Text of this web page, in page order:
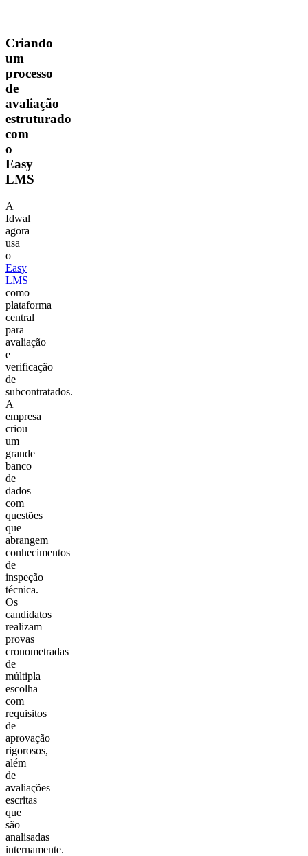
Criando
um
processo
de
avaliação
estruturado
com
o
Easy
LMS
A
Idwal
agora
usa
o
Easy
LMS
como
plataforma
central
para
avaliação
e
verificação
de
subcontratados.
A
empresa
criou
um
grande
banco
de
dados
com
questões
que
abrangem
conhecimentos
de
inspeção
técnica.
Os
candidatos
realizam
provas
cronometradas
de
múltipla
escolha
com
requisitos
de
aprovação
rigorosos,
além
de
avaliações
escritas
que
são
analisadas
internamente.